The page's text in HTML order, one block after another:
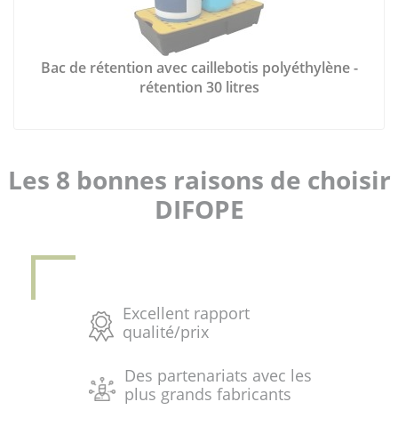
Bac de rétention avec caillebotis polyéthylène -
rétention 30 litres
Les 8 bonnes raisons de choisir
DIFOPE
Excellent rapport
qualité/prix
Des partenariats avec les
plus grands fabricants